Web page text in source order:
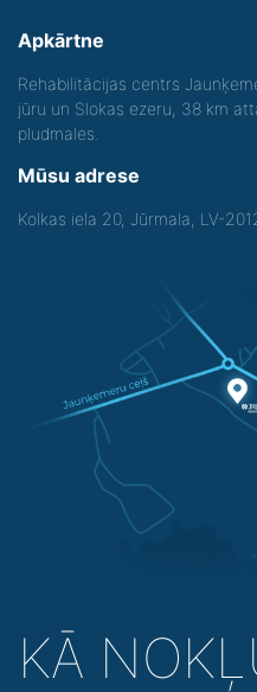
Apkārtne
Rehabilitācijas centrs
jūru un Slokas ezeru, 38 km
pludmales.
Mūsu adrese
Kolkas iela 20, Jūrmala, LV-
KĀ